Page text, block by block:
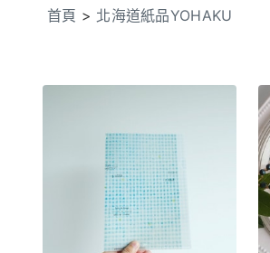
首頁 > 北海道紙品YOHAKU